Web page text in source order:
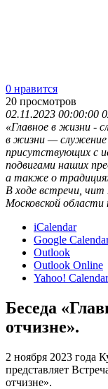
0 нравится
20 просмотров
02.11.2023 00:00:00
«Главное в жизни -
в жизни — служение
присутствующих с
подвигами наших
а также о традициях
В ходе встречи, чит
Московской области
iCalendar
Google
Outlook
Outlook Online
Yahoo! Calendar
Беседа
отчизне».
2 ноября 2023 года
представляет
отчизне».